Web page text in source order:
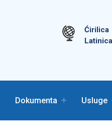
Ćirilica
Latinica
Dokumenta Usluge